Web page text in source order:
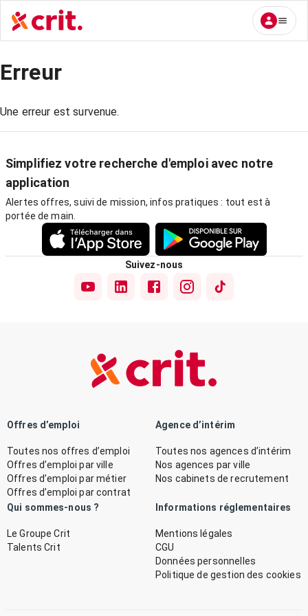
Erreur
Une erreur est survenue.
Simplifiez votre recherche d'emploi avec notre
application
Alertes offres, suivi de mission, infos pratiques : tout est à
portée de main.
Suivez-nous
Offres d’emploi
Toutes nos offres d’emploi
Offres d’emploi par ville
Offres d’emploi par métier
Offres d’emploi par contrat
Agence d’intérim
Toutes nos agences d’intérim
Nos agences par ville
Nos cabinets de recrutement
Qui sommes-nous ?
Le Groupe Crit
Talents Crit
Informations réglementaires
Mentions légales
CGU
Données personnelles
Politique de gestion des cookies